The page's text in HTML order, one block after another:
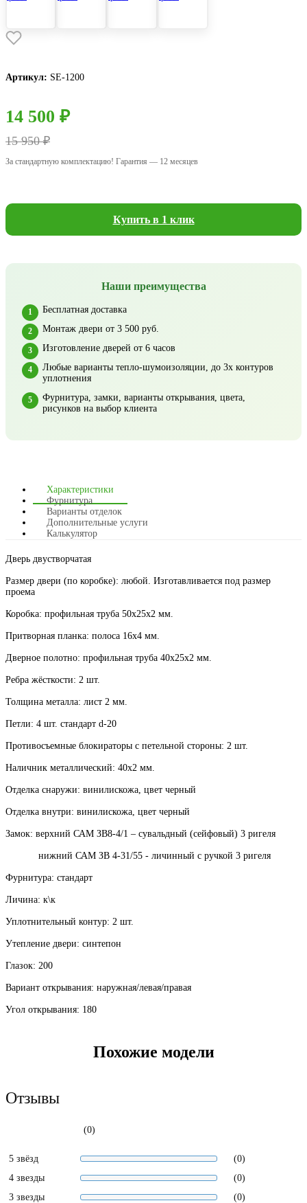
Артикул: SE-1200
14 500 ₽
15 950 ₽
За стандартную комплектацию! Гарантия — 12 месяцев
Купить в 1 клик
Наши преимущества
Бесплатная доставка
Монтаж двери от 3 500 руб.
Изготовление дверей от 6 часов
Любые варианты тепло-шумоизоляции, до 3х контуров
уплотнения
Фурнитура, замки, варианты открывания, цвета,
рисунков на выбор клиента
Характеристики
Фурнитура
Варианты отделок
Дополнительные услуги
Калькулятор
Дверь двустворчатая
Размер двери (по коробке): любой. Изготавливается под размер
проема
Коробка: профильная труба 50х25х2 мм.
Притворная планка: полоса 16х4 мм.
Дверное полотно: профильная труба 40х25х2 мм.
Ребра жёсткости: 2 шт.
Толщина металла: лист 2 мм.
Петли: 4 шт. стандарт d-20
Противосъемные блокираторы с петельной стороны: 2 шт.
Наличник металлический: 40х2 мм.
Отделка снаружи: винилискожа, цвет черный
Отделка внутри: винилискожа, цвет черный
Замок: верхний САМ ЗВ8-4/1 – сувальдный (сейфовый) 3 ригеля
нижний САМ ЗВ 4-31/55 - личинный с ручкой 3 ригеля
Фурнитура: стандарт
Личина: к\к
Уплотнительный контур: 2 шт.
Утепление двери: синтепон
Глазок: 200
Вариант открывания: наружная/левая/правая
Угол открывания: 180
Похожие модели
Отзывы
(0)
5 звёзд
(0)
4 звезды
(0)
3 звезды
(0)